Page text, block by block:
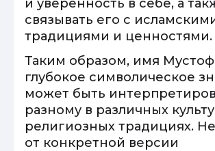
и уверенность в себе, а
связывать его с
традициями и ценностями.
Таким образом, имя
глубокое символическое
может быть
разному в различных
религиозных традициях.
от конкретной версии